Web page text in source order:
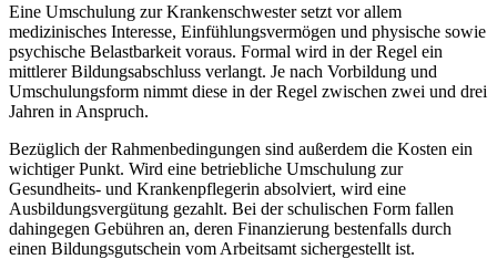
Eine Umschulung zur Krankenschwester setzt vor allem
medizinisches Interesse, Einfühlungsvermögen und physische sowie
psychische Belastbarkeit voraus. Formal wird in der Regel ein
mittlerer Bildungsabschluss verlangt. Je nach Vorbildung und
Umschulungsform nimmt diese in der Regel zwischen zwei und drei
Jahren in Anspruch.
Bezüglich der Rahmenbedingungen sind außerdem die Kosten ein
wichtiger Punkt. Wird eine betriebliche Umschulung zur
Gesundheits- und Krankenpflegerin absolviert, wird eine
Ausbildungsvergütung gezahlt. Bei der schulischen Form fallen
dahingegen Gebühren an, deren Finanzierung bestenfalls durch
einen Bildungsgutschein vom Arbeitsamt sichergestellt ist.